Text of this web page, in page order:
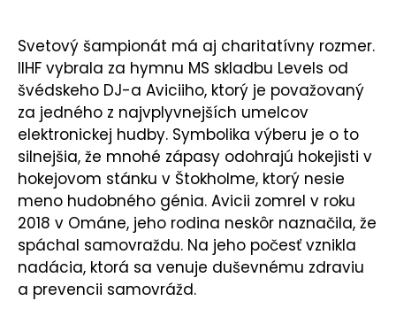
Svetový šampionát má aj charitatívny rozmer.
IIHF vybrala za hymnu MS skladbu Levels od
švédskeho DJ-a Aviciiho, ktorý je považovaný
za jedného z najvplyvnejších umelcov
elektronickej hudby. Symbolika výberu je o to
silnejšia, že mnohé zápasy odohrajú hokejisti v
hokejovom stánku v Štokholme, ktorý nesie
meno hudobného génia. Avicii zomrel v roku
2018 v Ománe, jeho rodina neskôr naznačila, že
spáchal samovraždu. Na jeho počesť vznikla
nadácia, ktorá sa venuje duševnému zdraviu
a prevencii samovrážd.